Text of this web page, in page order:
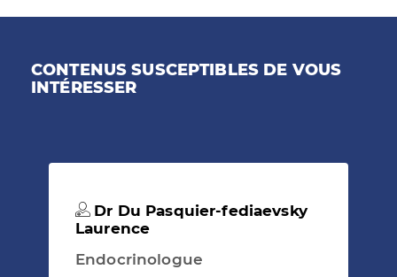
CONTENUS SUSCEPTIBLES DE VOUS
INTÉRESSER
Dr Du Pasquier-fediaevsky
Laurence
Endocrinologue